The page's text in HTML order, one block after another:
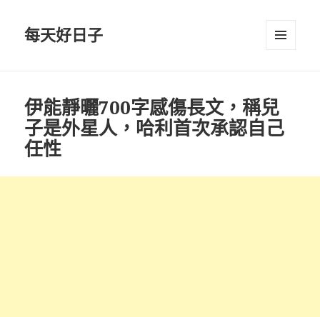
每天好日子
伊能靜曬700字感傷長文，稱兒
子是外星人，哈利首次承認自己
任性